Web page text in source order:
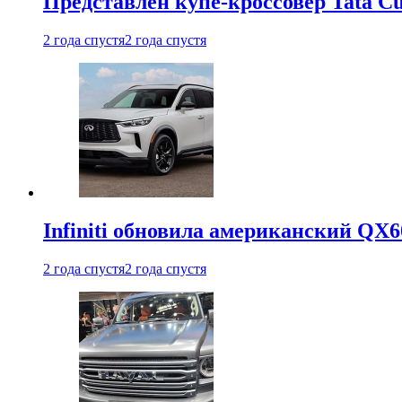
2 года спустя2 года спустя
Infiniti обновила американский
2 года спустя2 года спустя